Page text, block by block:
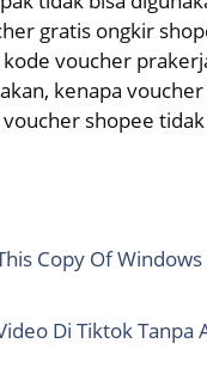
gratis ongkir
kode voucher
kenapa
shopee
Copy Of
Di Tiktok Tanpa